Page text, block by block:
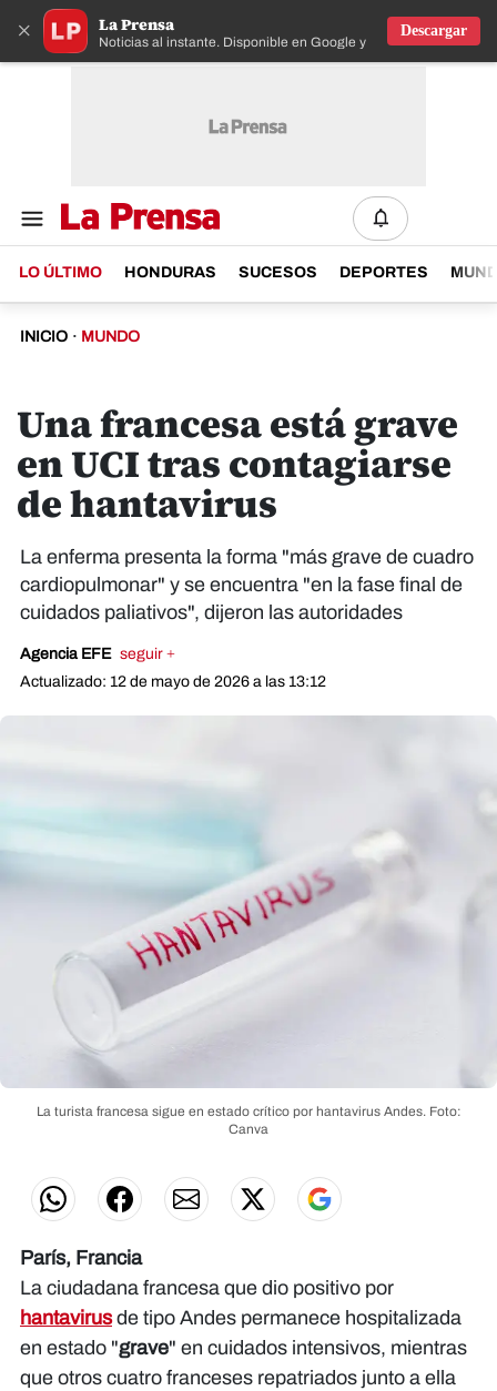
× La Prensa
Noticias al instante. Disponible en Google y IOS
Descargar
LO ÚLTIMO HONDURAS SUCESOS DEPORTES
INICIO · MUNDO
Una francesa está grave
en UCI tras contagiarse
de hantavirus
La enferma presenta la forma "más grave de cuadro
cardiopulmonar" y se encuentra "en la fase final de
cuidados paliativos", dijeron las autoridades
Agencia EFE seguir +
Actualizado: 12 de mayo de 2026 a las 13:12
La turista francesa sigue en estado crítico por hantavirus Andes. Foto:
Canva
París, Francia
La ciudadana francesa que dio positivo por
hantavirusde tipo Andes permanece hospitalizada
en estado "grave" en cuidados intensivos, mientras
que otros cuatro franceses repatriados junto a ella